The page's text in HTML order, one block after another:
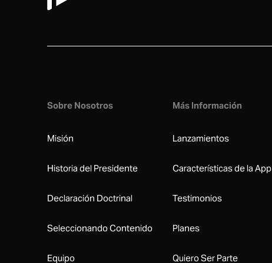
Sobre Nosotros
Misión
Historia del Presidente
Declaración Doctrinal
Seleccionando Contenido
Equipo
Más Información
Lanzamientos
Características de la App
Testimonios
Planes
Quiero Ser Parte